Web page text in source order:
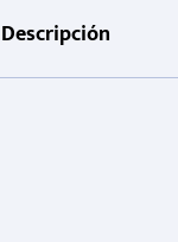
Descripción